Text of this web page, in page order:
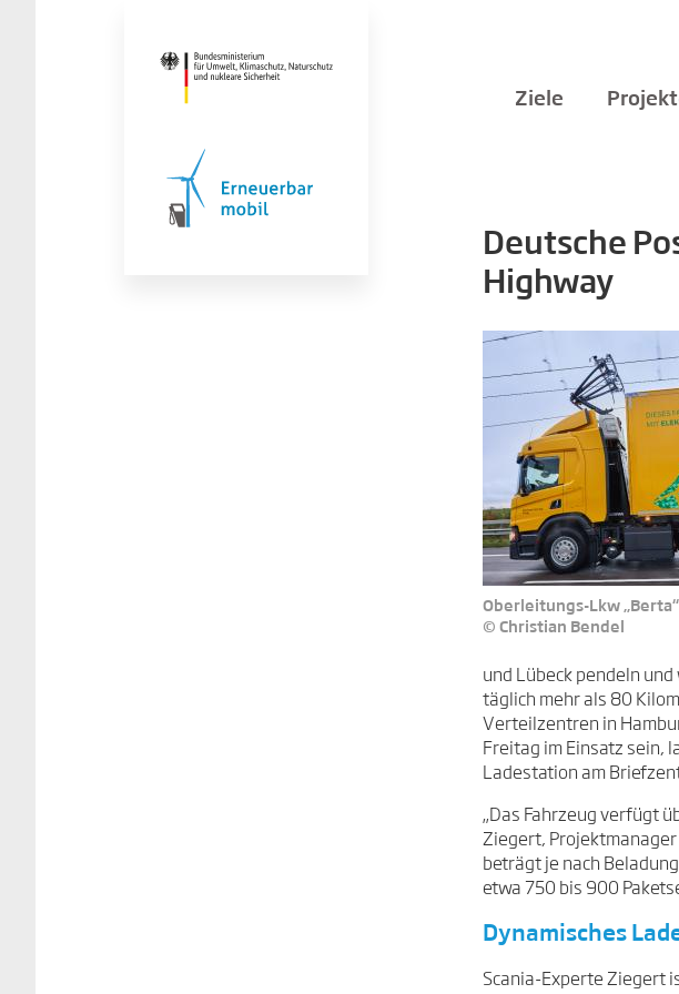
Ziele
Deutsche
Highway
Oberleitungs-Lkw
© Christian Bendel
und Lübeck pendeln
täglich mehr als 80
Verteilzentren in
Freitag im Einsatz sein,
Ladestation am
„Das Fahrzeug verfügt
Ziegert,
beträgt je nach
etwa 750 bis 900
Dynamisches
Scania-Experte Ziegert